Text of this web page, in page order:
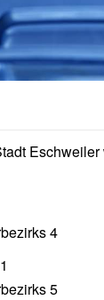
4
5